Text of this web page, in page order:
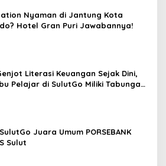
Nyaman di Jantung Kota
Hotel Gran Puri Jawabannya!
Literasi Keuangan Sejak Dini,
Pelajar di SulutGo Miliki Tabungan
Juara Umum PORSEBANK
Sulut